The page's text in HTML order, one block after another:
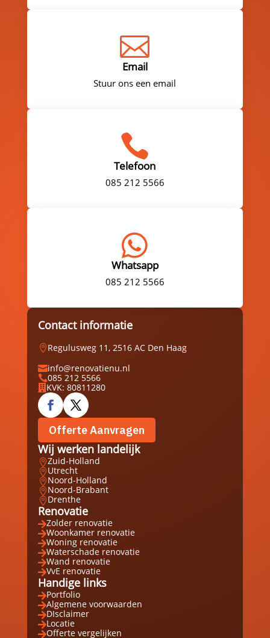

Email
Stuur ons een email

Telefoon
085 212 5566

Whatsapp
085 212 5566
Contact informatie
Regulusweg 11, 2516 AC Den Haag
info@renovatienu.nl
085 212 5566
 KVK: 80811280
Offerte Aanvragen
Wij werken landelijk
Zuid-Holland
Utrecht
Noord-Holland
Noord-Brabant
Drenthe
Renovatie
Zolder renovatie
Woonkamer renovatie
Woning renovatie
Waterschade renovatie
Wand renovatie
VvE renovatie
Handige links
Portfolio
Algemene voorwaarden
DIsclaimer
Locatie
Offerte vergelijken